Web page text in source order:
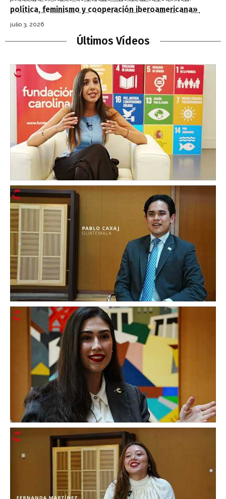
política, feminismo y cooperación iberoamericana»
julio 3, 2026
Últimos Vídeos